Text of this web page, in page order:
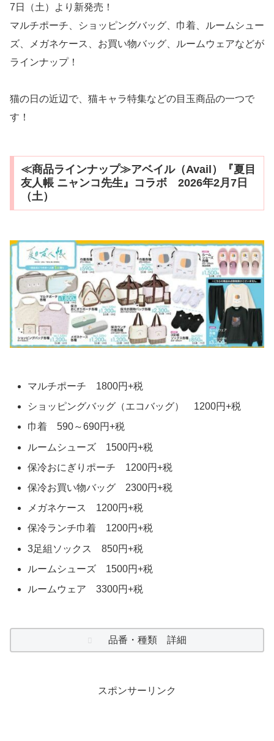
7日（土）より新発売！
マルチポーチ、ショッピングバッグ、巾着、ルームシュー
ズ、メガネケース、お買い物バッグ、ルームウェアなどが
ラインナップ！
猫の日の近辺で、猫キャラ特集などの目玉商品の一つで
す！
≪商品ラインナップ≫アベイル（Avail）『夏目
友人帳 ニャンコ先生』コラボ 2026年2月7日
（土）
マルチポーチ 1800円+税
ショッピングバッグ（エコバッグ） 1200円+税
巾着 590～690円+税
ルームシューズ 1500円+税
保冷おにぎりポーチ 1200円+税
保冷お買い物バッグ 2300円+税
メガネケース 1200円+税
保冷ランチ巾着 1200円+税
3足組ソックス 850円+税
ルームシューズ 1500円+税
ルームウェア 3300円+税
品番・種類 詳細
スポンサーリンク